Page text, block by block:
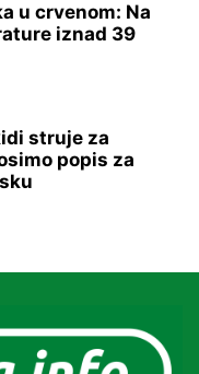
u crvenom: Na
iznad 39
struje za
popis za